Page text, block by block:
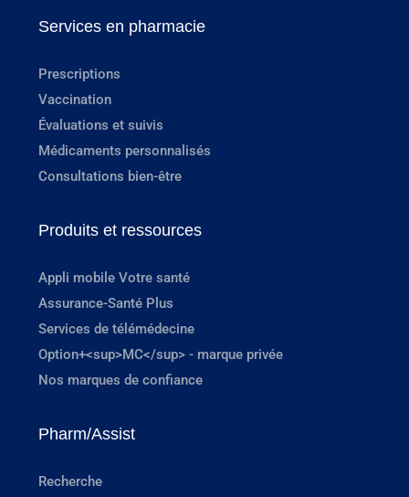
Services en pharmacie
Prescriptions
Vaccination
Évaluations et suivis
Médicaments personnalisés
Consultations bien-être
Produits et ressources
Appli mobile Votre santé
Assurance-Santé Plus
Services de télémédecine
Option+<sup>MC</sup> - marque privée
Nos marques de confiance
Pharm/Assist
Recherche